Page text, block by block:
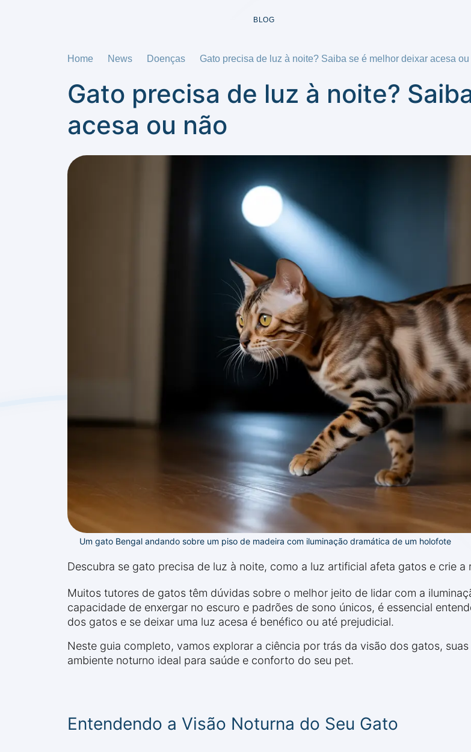
BLOG
Home News Doenças Gato precisa de luz à noite? Saiba se é melhor deixar acesa
Gato precisa de luz à noite?
acesa ou não
Um gato Bengal andando sobre um piso de madeira com iluminação dramática de um holofote
Descubra se gato precisa de luz à noite, como a luz artificial afeta gatos e crie
Muitos tutores de gatos têm dúvidas sobre o melhor jeito de lidar com a
capacidade de enxergar no escuro e padrões de sono únicos, é essencial
dos gatos e se deixar uma luz acesa é benéfico ou até prejudicial.
Neste guia completo, vamos explorar a ciência por trás da visão dos gatos,
ambiente noturno ideal para saúde e conforto do seu pet.
Entendendo a Visão Noturna do Seu Gato